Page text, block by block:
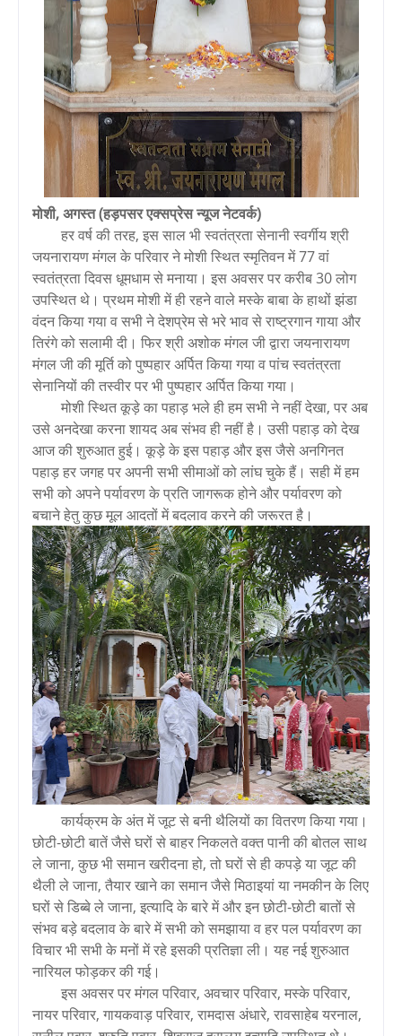
मोशी, अगस्त (हड़पसर एक्सप्रेस न्यूज नेटवर्क)
हर वर्ष की तरह, इस साल भी स्वतंत्रता सेनानी स्वर्गीय श्री
जयनारायण मंगल के परिवार ने मोशी स्थित स्मृतिवन में 77 वां
स्वतंत्रता दिवस धूमधाम से मनाया। इस अवसर पर करीब 30 लोग
उपस्थित थे। प्रथम मोशी में ही रहने वाले मस्के बाबा के हाथों झंडा
वंदन किया गया व सभी ने देशप्रेम से भरे भाव से राष्ट्रगान गाया और
तिरंगे को सलामी दी। फिर श्री अशोक मंगल जी द्वारा जयनारायण
मंगल जी की मूर्ति को पुष्पहार अर्पित किया गया व पांच स्वतंत्रता
सेनानियों की तस्वीर पर भी पुष्पहार अर्पित किया गया।
मोशी स्थित कूड़े का पहाड़ भले ही हम सभी ने नहीं देखा, पर अब
उसे अनदेखा करना शायद अब संभव ही नहीं है। उसी पहाड़ को देख
आज की शुरुआत हुई। कूड़े के इस पहाड़ और इस जैसे अनगिनत
पहाड़ हर जगह पर अपनी सभी सीमाओं को लांघ चुके हैं। सही में हम
सभी को अपने पर्यावरण के प्रति जागरूक होने और पर्यावरण को
बचाने हेतु कुछ मूल आदतों में बदलाव करने की जरूरत है।
कार्यक्रम के अंत में जूट से बनी थैलियों का वितरण किया गया।
छोटी-छोटी बातें जैसे घरों से बाहर निकलते वक्त पानी की बोतल साथ
ले जाना, कुछ भी समान खरीदना हो, तो घरों से ही कपड़े या जूट की
थैली ले जाना, तैयार खाने का समान जैसे मिठाइयां या नमकीन के लिए
घरों से डिब्बे ले जाना, इत्यादि के बारे में और इन छोटी-छोटी बातों से
संभव बड़े बदलाव के बारे में सभी को समझाया व हर पल पर्यावरण का
विचार भी सभी के मनों में रहे इसकी प्रतिज्ञा ली। यह नई शुरुआत
नारियल फोड़कर की गई।
इस अवसर पर मंगल परिवार, अवचार परिवार, मस्के परिवार,
नायर परिवार, गायकवाड़ परिवार, रामदास अंधारे, रावसाहेब यरनाल,